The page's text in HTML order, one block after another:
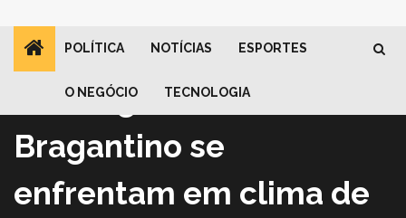
POLÍTICA NOTÍCIAS ESPORTES
O NEGÓCIO TECNOLOGIA
Esportes
Botafogo e Red Bull
Bragantino se
enfrentam em clima de